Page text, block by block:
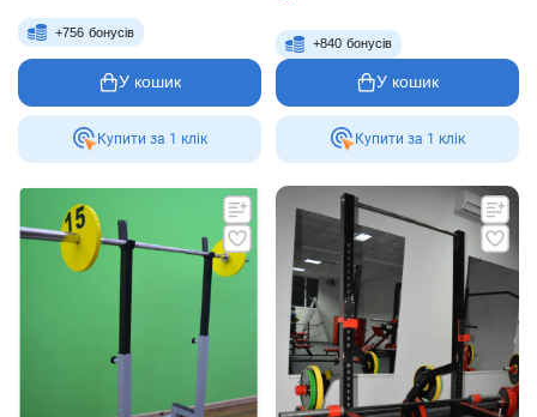
+756 бонусів
У кошик
Купити за 1 клiк
+840 бонусів
У кошик
Купити за 1 клiк